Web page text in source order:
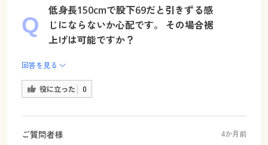
低身長150cmで股下69だと引きずる感
じにならないか心配です。 その場合裾
上げは可能ですか？
回答を見る
役に立った 0
ご質問者様 4か月前